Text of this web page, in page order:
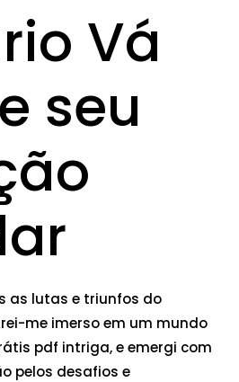
Vá
seu
as lutas e triunfos do
me imerso em um mundo
pdf intriga, e emergi com
pelos desafios e